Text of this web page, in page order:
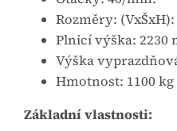
Rozměry:
Plnicí výška: 2230
Výška
Hmotnost: 1100 kg
Základní vlastnosti: